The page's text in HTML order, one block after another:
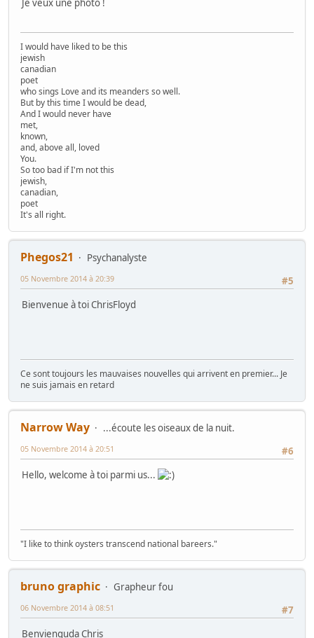
Je veux une photo !
I would have liked to be this
jewish
canadian
poet
who sings Love and its meanders so well.
But by this time I would be dead,
And I would never have
met,
known,
and, above all, loved
You.
So too bad if I'm not this
jewish,
canadian,
poet
It's all right.
Phegos21
Psychanalyste
#5
05 Novembre 2014 à 20:39
Bienvenue à toi ChrisFloyd
Ce sont toujours les mauvaises nouvelles qui arrivent en premier... Je
ne suis jamais en retard
Narrow Way
...écoute les oiseaux de la nuit.
#6
05 Novembre 2014 à 20:51
Hello, welcome à toi parmi us...
"I like to think oysters transcend national bareers."
bruno graphic
Grapheur fou
#7
06 Novembre 2014 à 08:51
Benvienguda Chris